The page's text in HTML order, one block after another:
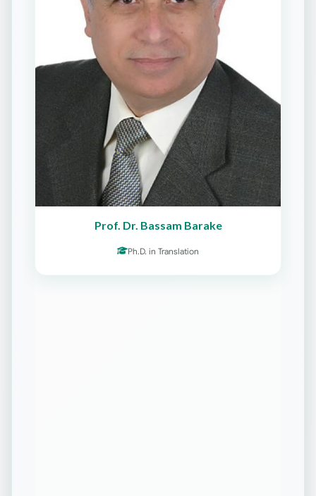
Prof. Dr. Bassam Barake
Ph.D. in Translation